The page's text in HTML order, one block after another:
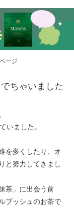
ージ
ちゃいました
いました。
を多くしたり、オ
と努力してきまし
茶」に出会う前
ブッシュのお茶で